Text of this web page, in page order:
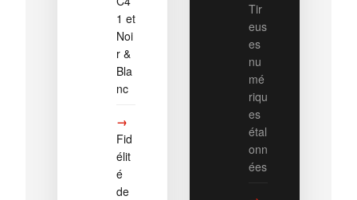
1 et
Noi
r &
Bla
nc
Fid
élit
é
de
Tir
eus
es
nu
mé
riqu
es
étal
onn
ées